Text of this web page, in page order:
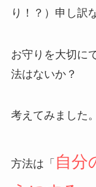
り！？）申し訳
お守りを大切に
法はないか？
考えてみました。
方法は「 自分